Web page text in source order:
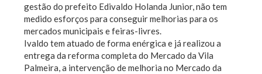
gestão do prefeito Edivaldo Holanda Junior, não tem
medido esforços para conseguir melhorias para os
mercados municipais e feiras-livres.
Ivaldo tem atuado de forma enérgica e já realizou a
entrega da reforma completa do Mercado da Vila
Palmeira, a intervenção de melhoria no Mercado da